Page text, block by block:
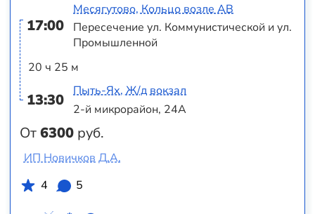
17:00
20 ч 25 м
13:30
От6300 руб.
Месягутово, Кольцо возле АВ
Пересечение ул. Коммунистической и ул.
Промышленной
Пыть-Ях, Ж/д вокзал
2-й микрорайон, 24А
ИП Новичков Д.А.
4
5